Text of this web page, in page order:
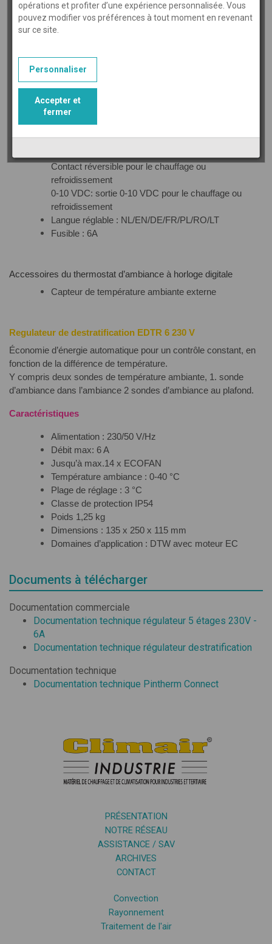
Transport/stockage : -20°C à +70°C.
Opérationnel : -10°C à +60°C
Humidité relative : 0-90% sans condensation
Chauffer : 230Vac/16A (4A)
Autres : 230Vac/10A (2,5A)
Plage de réglage de température : 0 à 39°C par
paliers de 1°C
Minuteur de prolongation : réglable 1, 2 ou 3
heures (060, 120, 180)
Calibration : réglable de -3.5°C à +3.5°C
Contact réversible pour le chauffage ou
refroidissement
0-10 VDC: sortie 0-10 VDC pour le chauffage ou
refroidissement
Langue réglable : NL/EN/DE/FR/PL/RO/LT
Fusible : 6A
Accessoires du thermostat d’ambiance à horloge digitale
Capteur de température ambiante externe
Regulateur de destratification EDTR 6 230 V
Économie d’énergie automatique pour un contrôle constant, en
fonction de la différence de température.
Y compris deux sondes de température ambiante, 1. sonde
d’ambiance dans l’ambiance 2 sondes d’ambiance au plafond.
Caractéristiques
Alimentation : 230/50 V/Hz
Débit max: 6 A
Jusqu’à max.14 x ECOFAN
Température ambiance : 0-40 °C
Plage de réglage : 3 °C
Classe de protection IP54
Poids 1,25 kg
Dimensions : 135 x 250 x 115 mm
Domaines d’application : DTW avec moteur EC
Documents à télécharger
Documentation commerciale
Documentation technique régulateur 5 étages 230V -
6A
Documentation technique régulateur destratification
Documentation technique
Documentation technique Pintherm Connect
PRÉSENTATION
NOTRE RÉSEAU
ASSISTANCE / SAV
ARCHIVES
CONTACT
Convection
Rayonnement
Traitement de l'air
opérations et profiter d’une expérience personnalisée. Vous
pouvez modifier vos préférences à tout moment en revenant
sur ce site.
Personnaliser
Accepter et
fermer